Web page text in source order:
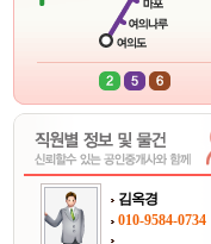
김옥경
010-9584-0734